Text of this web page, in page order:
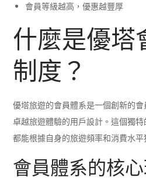
會員等級越高，優惠越豐厚
什麼是優塔
制度？
優塔旅遊的會員體系是一個創新的
卓越旅遊體驗的用戶設計。這個獨
都能根據自身的旅遊頻率和消費水平
會員體系的核